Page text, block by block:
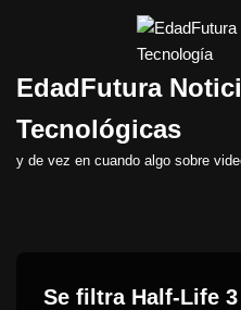
al
EdadFutura
Tecnológicas
y de vez en cuando algo sobre
Se filtra Half-Life